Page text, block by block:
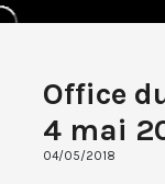
Office
4 mai
04/05/2018